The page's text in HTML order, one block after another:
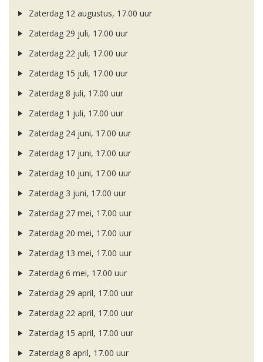
Zaterdag 12 augustus, 17.00 uur
Zaterdag 29 juli, 17.00 uur
Zaterdag 22 juli, 17.00 uur
Zaterdag 15 juli, 17.00 uur
Zaterdag 8 juli, 17.00 uur
Zaterdag 1 juli, 17.00 uur
Zaterdag 24 juni, 17.00 uur
Zaterdag 17 juni, 17.00 uur
Zaterdag 10 juni, 17.00 uur
Zaterdag 3 juni, 17.00 uur
Zaterdag 27 mei, 17.00 uur
Zaterdag 20 mei, 17.00 uur
Zaterdag 13 mei, 17.00 uur
Zaterdag 6 mei, 17.00 uur
Zaterdag 29 april, 17.00 uur
Zaterdag 22 april, 17.00 uur
Zaterdag 15 april, 17.00 uur
Zaterdag 8 april, 17.00 uur